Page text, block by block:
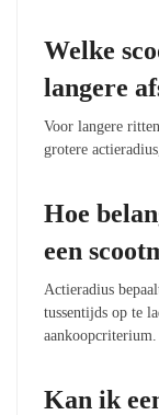
Welke
langere
Voor langere
grotere
Hoe
een
Actieradius
tussentijds op te
aankoopcriterium.
Kan ik